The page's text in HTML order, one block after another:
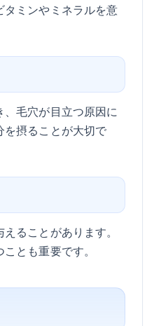
ミンやミネラルを意
毛穴が目立つ原因に
摂ることが大切で
ることがあります。
とも重要です。